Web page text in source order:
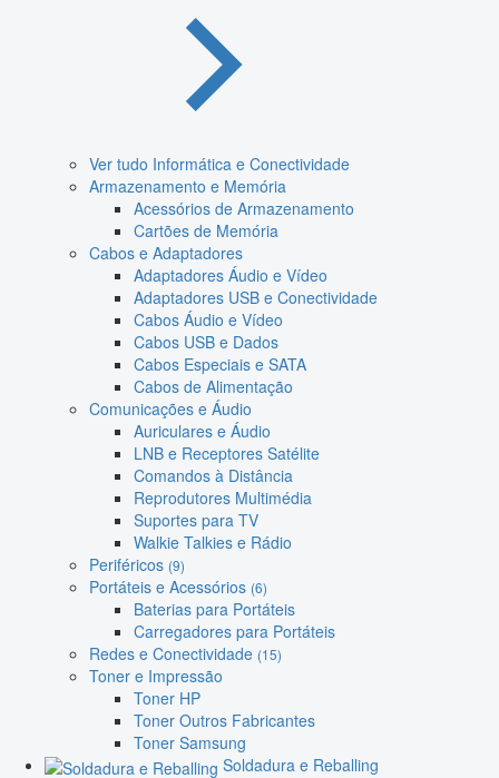
Ver tudo Informática e Conectividade
Armazenamento e Memória
Acessórios de Armazenamento
Cartões de Memória
Cabos e Adaptadores
Adaptadores Áudio e Vídeo
Adaptadores USB e Conectividade
Cabos Áudio e Vídeo
Cabos USB e Dados
Cabos Especiais e SATA
Cabos de Alimentação
Comunicações e Áudio
Auriculares e Áudio
LNB e Receptores Satélite
Comandos à Distância
Reprodutores Multimédia
Suportes para TV
Walkie Talkies e Rádio
Periféricos (9)
Portáteis e Acessórios (6)
Baterias para Portáteis
Carregadores para Portáteis
Redes e Conectividade (15)
Toner e Impressão
Toner HP
Toner Outros Fabricantes
Toner Samsung
Soldadura e Reballing